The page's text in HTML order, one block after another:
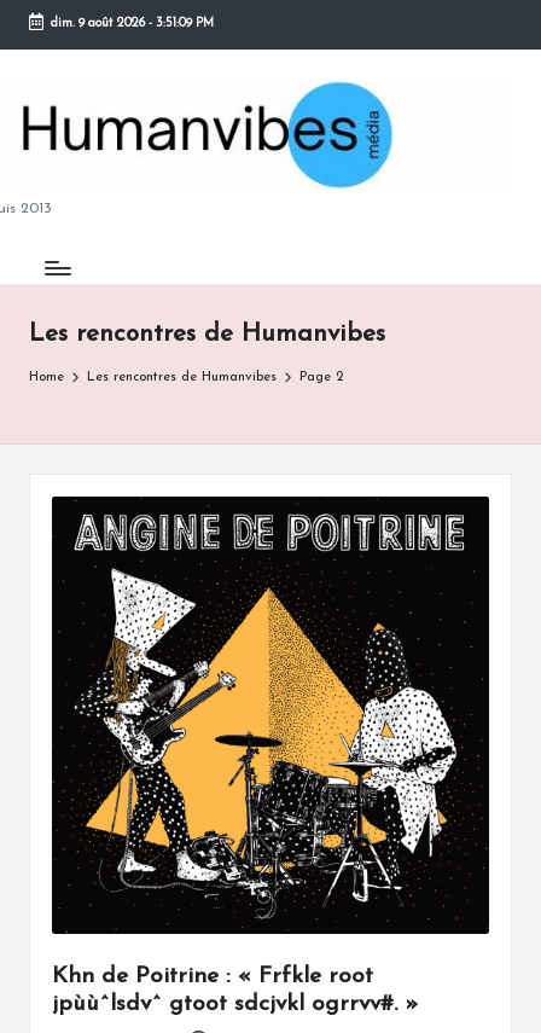
Skip
content
dim. 9 août 2026- 3:51:11 PM
2013
Les rencontres de Humanvibes
Home Les rencontres de Humanvibes Page 2
Khn de Poitrine : « Frfkle root
jpùù^lsdv^ gtoot sdcjvkl ogrrvv#. »